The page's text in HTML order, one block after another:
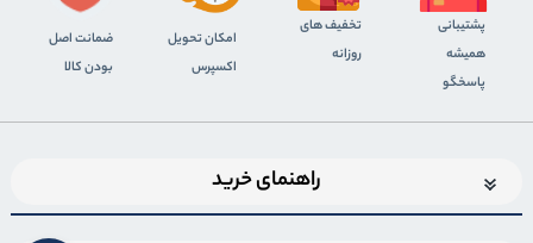
پشتیبانی
همیشه
پاسخگو
تخفیف های
روزانه
اﻣﮑﺎن ﺗﺤﻮﯾﻞ
اﮐﺴﭙﺮس
ضمانت اصل
بودن کالا
راهنمای خرید